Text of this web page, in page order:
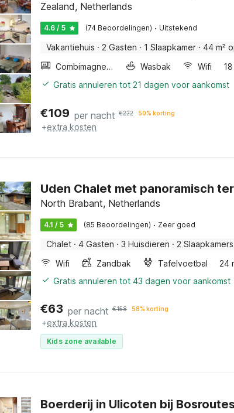
Zealand, Netherlands
4.6 / 5 (74 Beoordelingen) · Uitstekend
Vakantiehuis · 2 Gasten · 1 Slaapkamer · 44 m²
Combimagnetron
Wasbak Wifi
Gratis annuleren tot 21 dagen voor aankomst
€109 per nacht €222 50% korting
+extra kosten
Uden Chalet met panoramisch
North Brabant, Netherlands
4.1 / 5 (85 Beoordelingen) · Zeer goed
Chalet · 4 Gasten · 3 Huisdieren · 2 Slaapkamers
Wifi
Zandbak Tafelvoetbal
24
Gratis annuleren tot 43 dagen voor aankomst
€63 per nacht €158 58% korting
+extra kosten
Kids zone available
Boerderij in Ulicoten bij Bosroutes